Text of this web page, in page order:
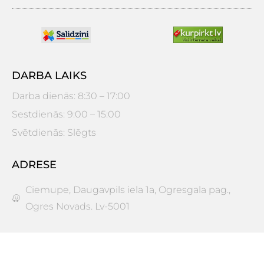
DARBA LAIKS
Darba dienās: 8:30 – 17:00
Sestdienās: 9:00 – 15:00
Svētdienās: Slēgts
ADRESE
Ciemupe, Daugavpils iela 1a, Ogresgala pag.,
Ogres Novads. Lv-5001